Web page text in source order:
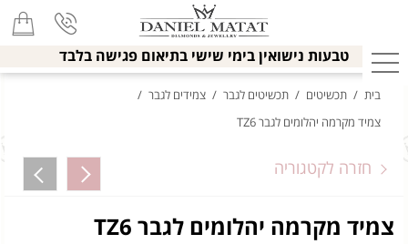
טבעות נישואין בימי שישי בתיאום פגישה בלבד
בית / תכשיטים / תכשיטים לגבר / צמידים לגבר /
צמיד מקרמה יהלומים לגבר TZ6
חזרה לקטגוריה
צמיד מקרמה יהלומים לגבר TZ6